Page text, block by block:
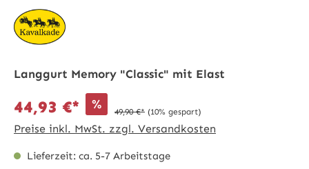
Langgurt Memory "Classic" mit Elast
44,93 €* % 49,90 €* (10% gespart)
Preise inkl. MwSt. zzgl. Versandkosten
Lieferzeit: ca. 5-7 Arbeitstage